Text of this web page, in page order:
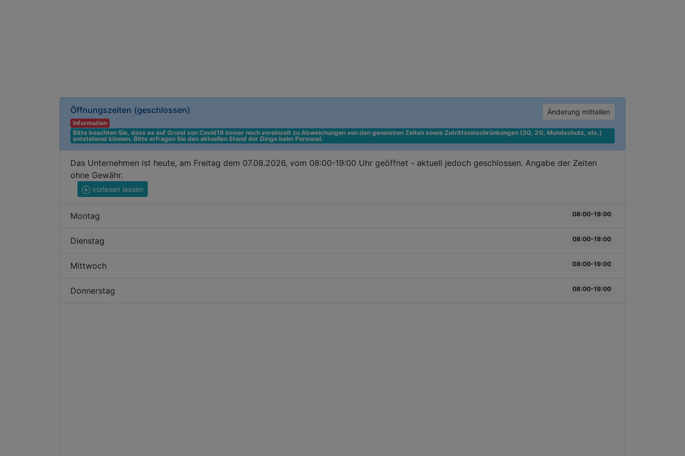
Öffnungszeiten (geschlossen) Änderung mitteilen
Information
Bitte beachten Sie, dass es auf Grund von Covid19 immer noch vereinzelt zu Abweichungen von den genannten Zeiten sowie Zutrittseinschränkungen (3G, 2G, Mundschutz, etc.)
entstehend können. Bitte erfragen Sie den aktuellen Stand der Dinge beim Personal.
Das Unternehmen ist heute, am Freitag dem 07.08.2026, vom 08:00-19:00 Uhr geöffnet - aktuell jedoch geschlossen. Angabe der Zeiten
ohne Gewähr.
vorlesen lassen
Montag 08:00-19:00
Dienstag 08:00-19:00
Mittwoch 08:00-19:00
Donnerstag 08:00-19:00